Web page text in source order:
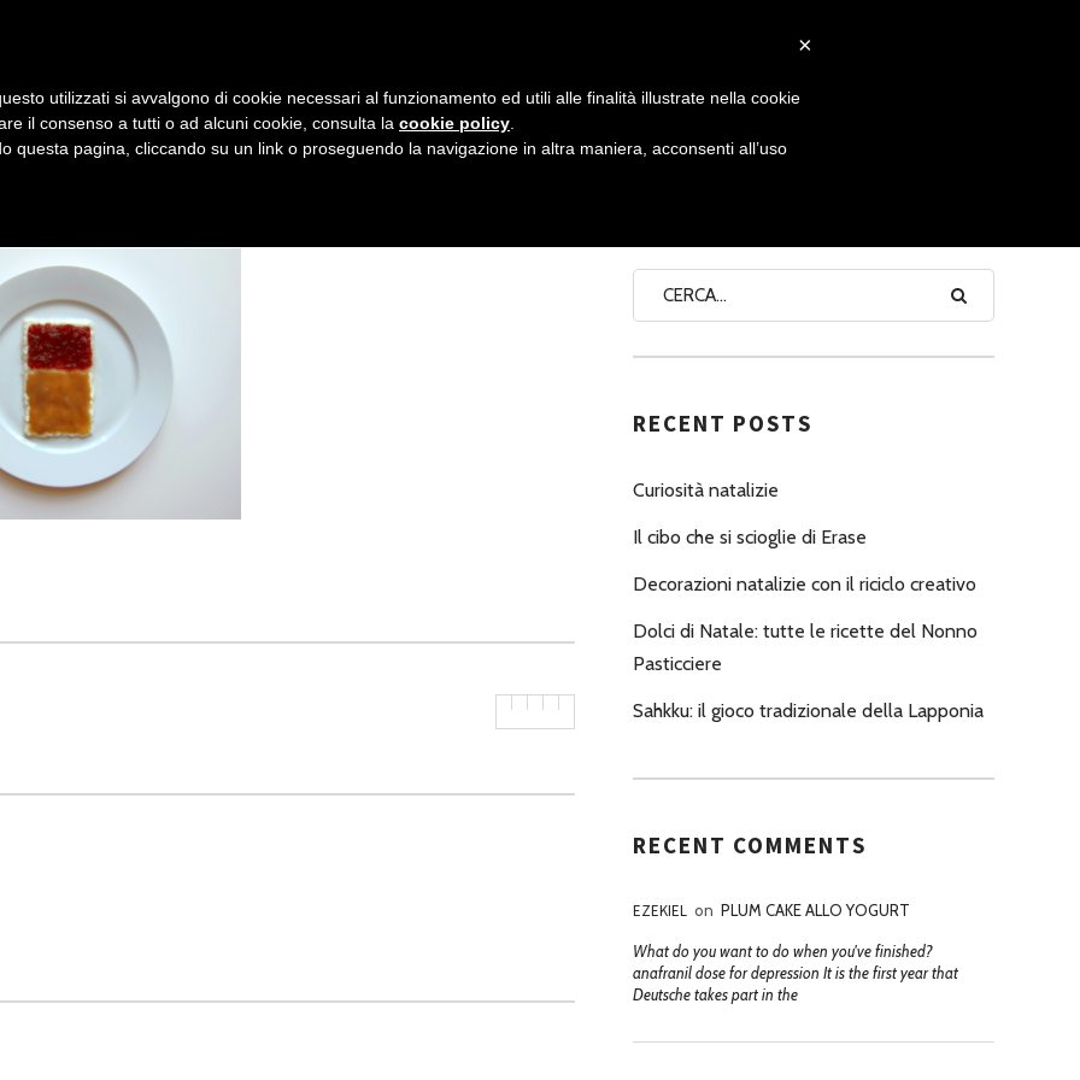
A
V
G
A
Z
I
O
N
E
I
P
NONNO PASTICCIERE
RECENT POSTS
Curiosità natalizie
Il cibo che si scioglie di Erase
Decorazioni natalizie con il riciclo creativo
Dolci di Natale: tutte le ricette del Nonno
Pasticciere
Sahkku: il gioco tradizionale della Lapponia
RECENT COMMENTS
EZEKIEL on PLUM CAKE ALLO YOGURT
What do you want to do when you've finished?
anafranil dose for depression It is the first year that
Deutsche takes part in the
×
utilizzati si avvalgono di cookie necessari al funzionamento ed utili alle finalità illustrate nella cookie
il consenso a tutti o ad alcuni cookie, consulta la cookie policy
questa pagina, cliccando su un link o proseguendo la navigazione in altra maniera, acconsenti all’uso